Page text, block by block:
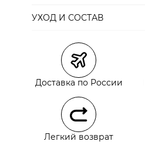
УХОД И СОСТАВ
Доставка по России
Легкий возврат